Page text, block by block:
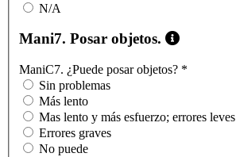
N/A
Mani7. Posar objetos.
ManiC7. ¿Puede posar objetos? *
Sin problemas
Más lento
Mas lento y más esfuerzo; errores leves
Errores graves
No puede